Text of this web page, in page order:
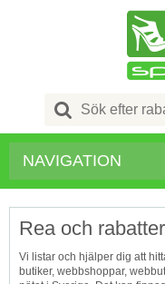
Search
for:
NAVIGATION
Rea och
Vi listar och hjälper dig att
butiker, webbshoppar,